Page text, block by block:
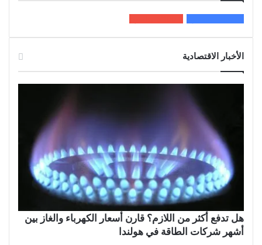
الأخبار الاقتصادية
هل تدفع أكثر من اللازم؟ قارن أسعار الكهرباء والغاز بين
أشهر شركات الطاقة في هولندا